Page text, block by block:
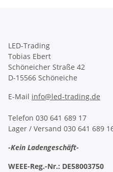
LED-Trading
Tobias Ebert
Schöneicher Straße 42
D-15566 Schöneiche
E-Mail info@led-trading.de
Telefon 030 641 689 17
Lager / Versand 030 641 689
-Kein Ladengeschäft-
WEEE-Reg.-Nr.: DE58003750